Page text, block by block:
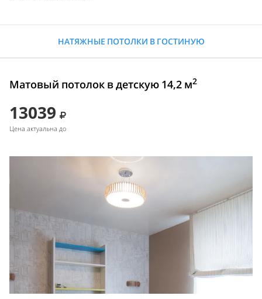
НАТЯЖНЫЕ ПОТОЛКИ В ГОСТИНУЮ
Матовый потолок в детскую 14,2 м2
13039
Цена актуальна до